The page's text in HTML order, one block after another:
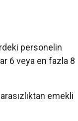
personelin
6 veya en fazla 8
emekli